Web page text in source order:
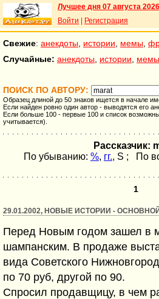
Лучшее дня 07 августа 2026
Войти
Регистрация
Свежие: анекдоты истории мемы
Случайные: анекдоты истории мемы
ПОИСК ПО АВТОРУ:
Образец длиной до 50 знаков ищется в начале
Если найден ровно один автор - выводятся его
Если больше 100 - первые 100 и список
учитывается).
Рассказчик:
По убыванию: %, гг., S ; По
1
29.01.2002, НОВЫЕ ИСТОРИИ -
Перед Новым годом зашел в
шампанским. В продаже
вида Советского
по 70 руб, другой по 90.
Спросил продавщицу, в чем